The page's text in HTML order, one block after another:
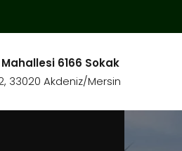
6166 Sokak
33020 Akdeniz/Mersin